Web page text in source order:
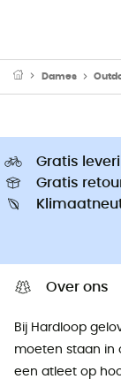
Dames
Gratis
Gratis
Over ons
Bij Hardloop
moeten staan ​​in
een atleet op